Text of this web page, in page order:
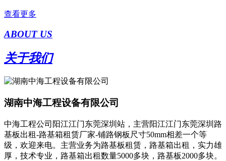
查看更多
ABOUT US
关于我们
湖南中海工程设备有限公司
中海工程公司阳江江门东莞深圳站，主营阳江江门东莞深圳路
基板出租-路基箱租赁厂家-铺路钢板尺寸50mm相差一个等
级，欢迎来电。主营业务为路基板租赁，路基箱出租，实力雄
厚，技术专业，路基箱出租数量5000多块，路基板2000多块。